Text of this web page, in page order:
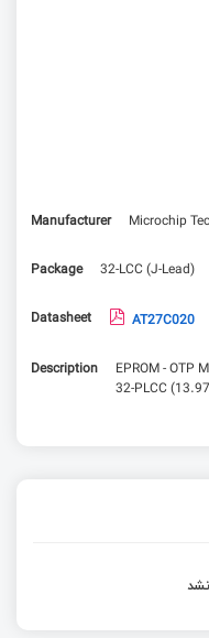
Manufacturer
Microchip
Package 32-LCC (J-Lead)
Datasheet AT27C020
Description
EPROM - OTP
32-PLCC